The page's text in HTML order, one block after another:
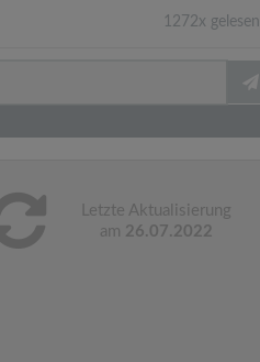
1272x gelesen
Letzte Aktualisierung
am 26.07.2022